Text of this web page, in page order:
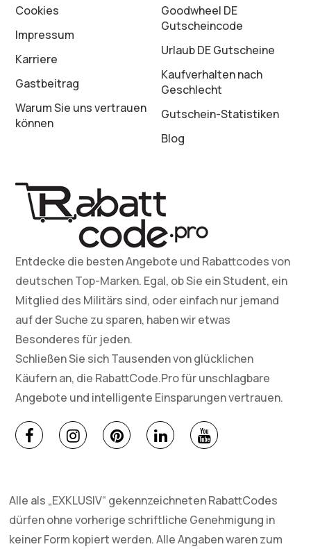
Cookies
Impressum
Karriere
Gastbeitrag
Warum Sie uns vertrauen
können
Goodwheel DE
Gutscheincode
Urlaub DE Gutscheine
Kaufverhalten nach
Geschlecht
Gutschein-Statistiken
Blog
Entdecke die besten Angebote und Rabattcodes von
deutschen Top-Marken. Egal, ob Sie ein Student, ein
Mitglied des Militärs sind, oder einfach nur jemand
auf der Suche zu sparen, haben wir etwas
Besonderes für jeden.
Schließen Sie sich Tausenden von glücklichen
Käufern an, die RabattCode.Pro für unschlagbare
Angebote und intelligente Einsparungen vertrauen.
Alle als „EXKLUSIV“ gekennzeichneten RabattCodes
dürfen ohne vorherige schriftliche Genehmigung in
keiner Form kopiert werden. Alle Angaben waren zum